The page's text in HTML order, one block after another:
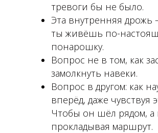
тревоги бы не было.
Эта внутренняя дрожь
ты живёшь по-
понарошку.
Вопрос не в том, как
замолкнуть навеки.
Вопрос в другом: как
вперёд, даже чувствуя
Чтобы он шёл рядом, а
прокладывая маршрут.